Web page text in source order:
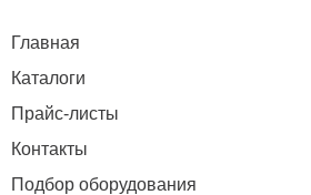
Главная
Каталоги
Прайс-листы
Контакты
Подбор оборудования